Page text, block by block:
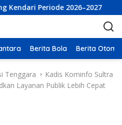
2026–2027 PT
Berita Bola Berita
Tenggara
Kadis Kominfo Sultra
Layanan Publik Lebih Cepat